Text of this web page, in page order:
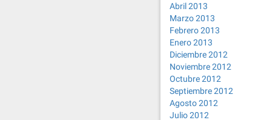
Abril 2013
Marzo 2013
Febrero 2013
Enero 2013
Diciembre 2012
Noviembre 2012
Octubre 2012
Septiembre 2012
Agosto 2012
Julio 2012